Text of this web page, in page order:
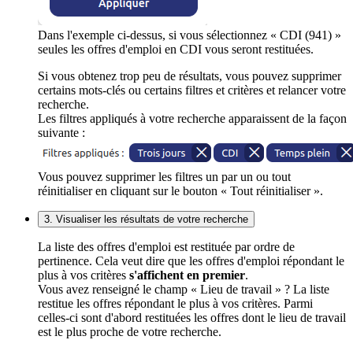
Dans l'exemple ci-dessus, si vous sélectionnez « CDI (941) »
seules les offres d'emploi en CDI vous seront restituées.
Si vous obtenez trop peu de résultats, vous pouvez supprimer
certains mots-clés ou certains filtres et critères et relancer votre
recherche.
Les filtres appliqués à votre recherche apparaissent de la façon
suivante :
Vous pouvez supprimer les filtres un par un ou tout
réinitialiser en cliquant sur le bouton « Tout réinitialiser ».
3. Visualiser les résultats de votre recherche
La liste des offres d'emploi est restituée par ordre de
pertinence. Cela veut dire que les offres d'emploi répondant le
plus à vos critères s'affichent en premier.
Vous avez renseigné le champ « Lieu de travail » ? La liste
restitue les offres répondant le plus à vos critères. Parmi
celles-ci sont d'abord restituées les offres dont le lieu de travail
est le plus proche de votre recherche.